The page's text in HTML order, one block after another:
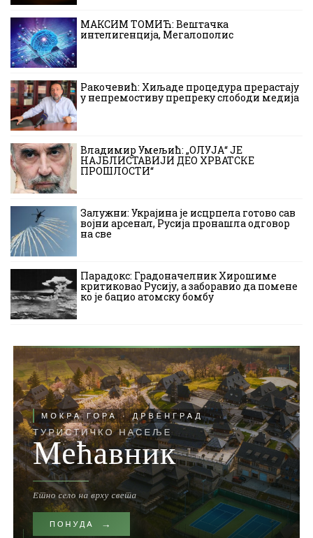
МАКСИМ ТОМИЋ: Вештачка
интелигенција, Мегалополис
Ракочевић: Хиљаде процедура прерастају
у непремостиву препреку слободи медија
Владимир Умељић: „ОЛУЈА“ ЈЕ
НАЈБЛИСТАВИЈИ ДЕО ХРВАТСКЕ
ПРОШЛОСТИ“
Залужни: Украјина је исцрпела готово сав
војни арсенал, Русија пронашла одговор
на све
Парадокс: Градоначелник Хирошиме
критиковао Русију, а заборавио да помене
ко је бацио атомску бомбу